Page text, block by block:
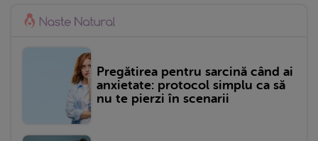
Pregătirea pentru sarcină când ai
anxietate: protocol simplu ca să
nu te pierzi în scenarii